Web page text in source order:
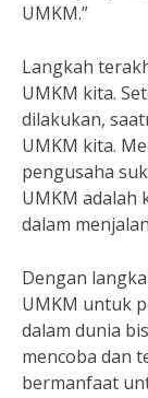
UMKM.”
Langkah
UMKM kita.
dilakukan,
UMKM kita.
pengusaha
UMKM adalah
dalam
Dengan
UMKM untuk
dalam dunia
mencoba dan
bermanfaat